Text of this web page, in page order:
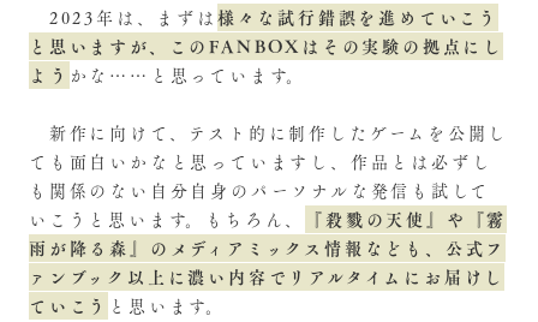
2023年は、まずは様々な試行錯誤を進めていこう
と思いますが、このFANBOXはその実験の拠点にし
よう かな……と思っています。
新作に向けて、テスト的に制作したゲームを公開し
ても面白いかなと思っていますし、作品とは必ずし
も関係のない自分自身のパーソナルな発信も試して
いこうと思います。もちろん、
『殺戮の天使』や『霧
雨が降る森』のメディアミックス情報なども、公式フ
ァンブック以上に濃い内容でリアルタイムにお届けし
ていこう と思います。